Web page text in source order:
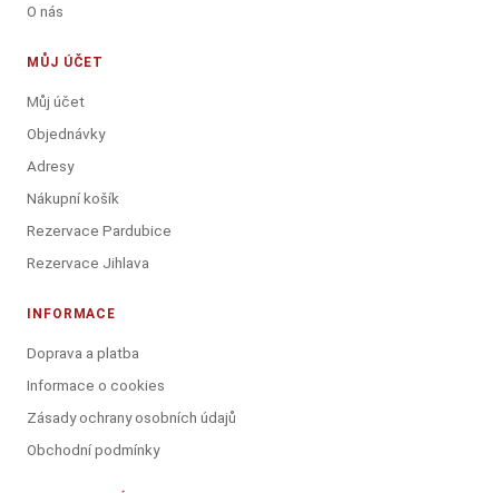
O nás
MŮJ ÚČET
Můj účet
Objednávky
Adresy
Nákupní košík
Rezervace Pardubice
Rezervace Jihlava
INFORMACE
Doprava a platba
Informace o cookies
Zásady ochrany osobních údajů
Obchodní podmínky